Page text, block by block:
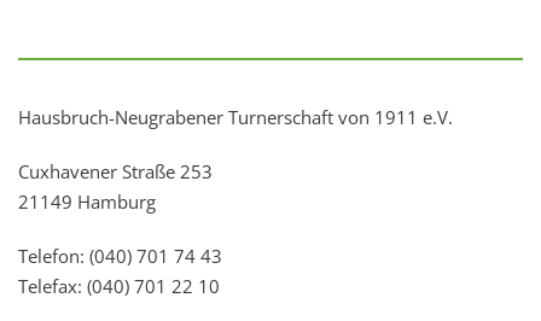
Hausbruch-Neugrabener Turnerschaft von 1911 e.V.
Cuxhavener Straße 253
21149 Hamburg
Telefon: (040) 701 74 43
Telefax: (040) 701 22 10